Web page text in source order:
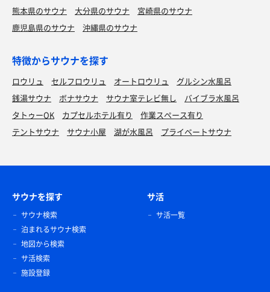
熊本県のサウナ
大分県のサウナ
宮崎県のサウナ
鹿児島県のサウナ
沖縄県のサウナ
特徴からサウナを探す
ロウリュ セルフロウリュ オートロウリュ
グルシン水風呂
銭湯サウナ
ボナサウナ サウナ室テレビ無し
バイブラ水風呂
タトゥーOK
カプセルホテル有り
作業スペース有り
テントサウナ
サウナ小屋 湖が水風呂 プライベートサウナ
サウナを探す
サウナ検索
泊まれるサウナ検索
地図から検索
サ活検索
施設登録
サ活
サ活一覧